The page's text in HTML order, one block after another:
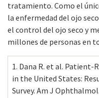
tratamiento. Como el
la enfermedad del ojo
el control del ojo seco y
millones de personas en
1. Dana R. et al. Patient-
in the United States:
Survey. Am J